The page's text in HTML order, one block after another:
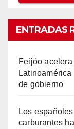
ENTRADAS
Feijóo
de gobierno
Los
carburantes